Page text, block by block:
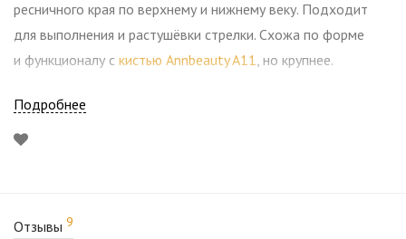
ресничного края по верхнему и нижнему веку. Подходит
для выполнения и растушёвки стрелки. Схожа по форме
и функционалу с кистью Annbeauty A11, но крупнее.
Рекомендованные кисти для макияжа
Подробнее
Отзывы 9